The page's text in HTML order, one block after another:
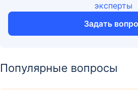
эксперты
Задать
Популярные вопросы